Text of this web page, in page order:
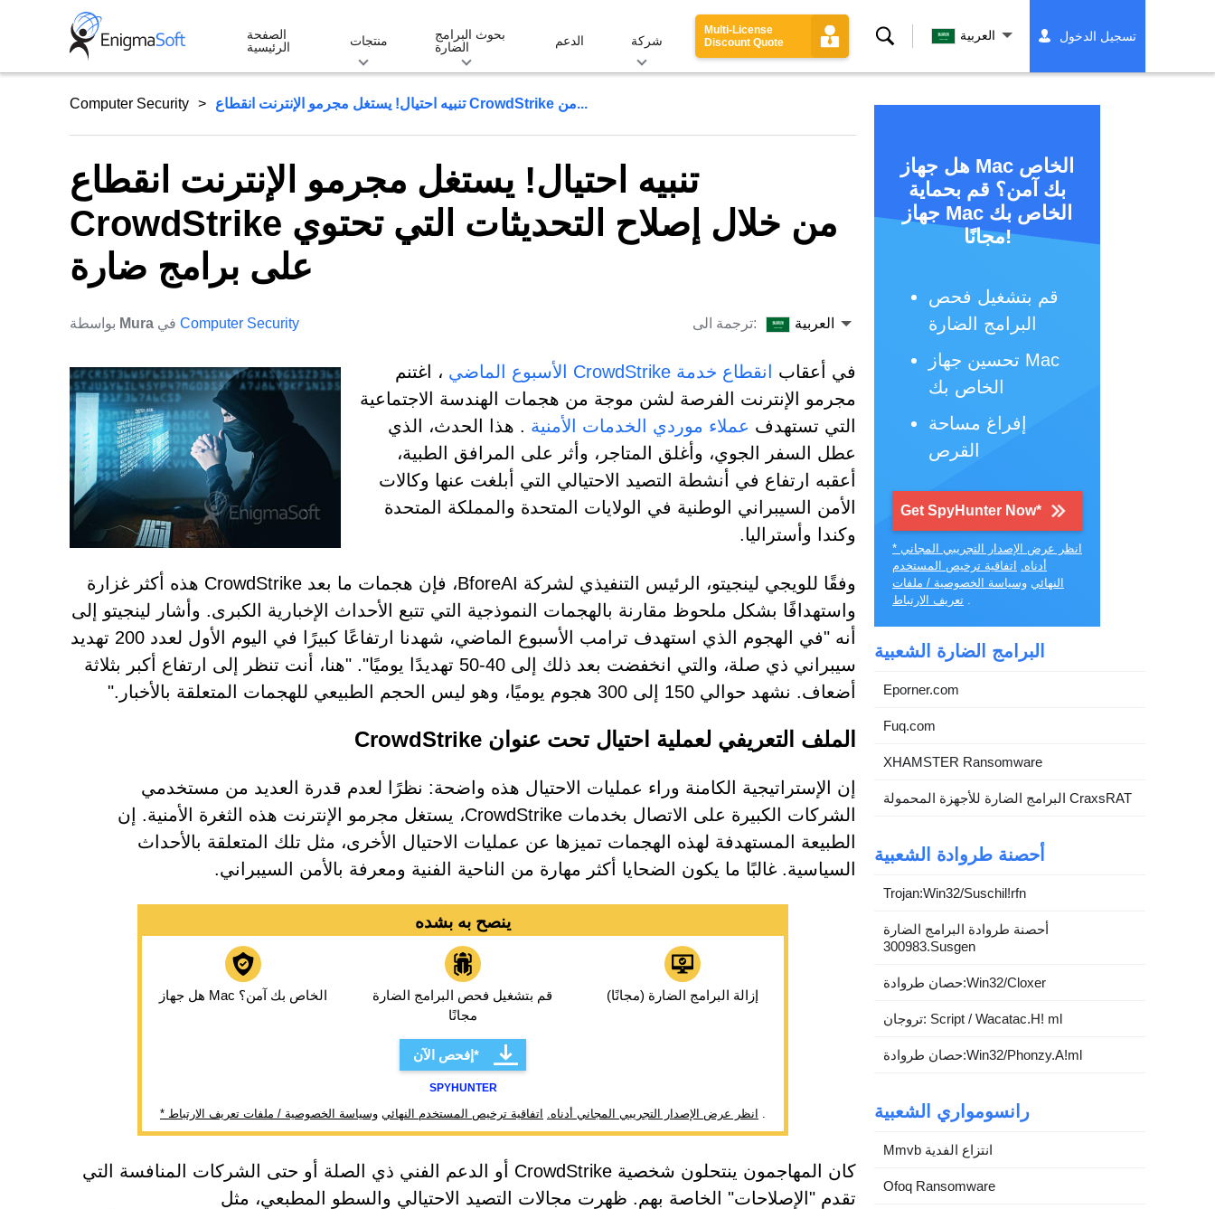
الصفحة
الرئيسية
منتجات
بحوث البرامج
الضارة
الدعم شركة
Multi-License
Discount Quote
بحث العربية تسجيل الدخول
Computer Security تنبيه احتيال! يستغل مجرمو الإنترنت انقطاع CrowdStrike من...
تنبيه احتيال! يستغل مجرمو الإنترنت انقطاع
CrowdStrike من خلال إصلاح التحديثات التي تحتوي
على برامج ضارة
Mura Computer Security ترجمة الى: العربية
في أعقاب انقطاع خدمة CrowdStrike الأسبوع الماضي
، اغتنم
مجرمو الإنترنت الفرصة لشن موجة من هجمات الهندسة الاجتماعية
التي تستهدف عملاء موردي الخدمات الأمنية . هذا الحدث، الذي
عطل السفر الجوي، وأغلق المتاجر، وأثر على المرافق الطبية،
أعقبه ارتفاع في أنشطة التصيد الاحتيالي التي أبلغت عنها وكالات
الأمن السيبراني الوطنية في الولايات المتحدة والمملكة المتحدة
وكندا وأستراليا.
وفقًا للويجي لينجيتو، الرئيس التنفيذي لشركة BforeAI، فإن هجمات ما بعد CrowdStrike هذه أكثر غزارة
واستهدافًا بشكل ملحوظ مقارنة بالهجمات النموذجية التي تتبع الأحداث الإخبارية الكبرى. وأشار لينجيتو إلى
أنه "في الهجوم الذي استهدف ترامب الأسبوع الماضي، شهدنا ارتفاعًا كبيرًا في اليوم الأول لعدد 200 تهديد
سيبراني ذي صلة، والتي انخفضت بعد ذلك إلى 40-50 تهديدًا يوميًا". "هنا، أنت تنظر إلى ارتفاع أكبر بثلاثة
أضعاف. نشهد حوالي 150 إلى 300 هجوم يوميًا، وهو ليس الحجم الطبيعي للهجمات المتعلقة بالأخبار."
الملف التعريفي لعملية احتيال تحت عنوان CrowdStrike
إن الإستراتيجية الكامنة وراء عمليات الاحتيال هذه واضحة: نظرًا لعدم قدرة العديد من مستخدمي
الشركات الكبيرة على الاتصال بخدمات CrowdStrike، يستغل مجرمو الإنترنت هذه الثغرة الأمنية. إن
الطبيعة المستهدفة لهذه الهجمات تميزها عن عمليات الاحتيال الأخرى، مثل تلك المتعلقة بالأحداث
السياسية. غالبًا ما يكون الضحايا أكثر مهارة من الناحية الفنية ومعرفة بالأمن السيبراني.
ينصح به بشده
هل جهاز Mac الخاص بك آمن؟
قم بتشغيل فحص البرامج الضارة
مجانًا
إزالة البرامج الضارة (مجانًا)
إفحص الآن*
SPYHUNTER
* انظر عرض الإصدار التجريبي المجاني أدناه. اتفاقية ترخيص المستخدم النهائي وسياسة الخصوصية / ملفات تعريف الارتباط .
كان المهاجمون ينتحلون شخصية CrowdStrike أو الدعم الفني ذي الصلة أو حتى الشركات المنافسة التي
تقدم "الإصلاحات" الخاصة بهم. ظهرت مجالات التصيد الاحتيالي والسطو المطبعي، مثل
هل جهاز Mac الخاص
بك آمن؟ قم بحماية
جهاز Mac الخاص بك
مجانًا!
قم بتشغيل فحص
البرامج الضارة
تحسين جهاز Mac
الخاص بك
إفراغ مساحة
القرص
Get SpyHunter Now*
* انظر عرض الإصدار التجريبي المجاني
أدناه. اتفاقية ترخيص المستخدم
النهائي وسياسة الخصوصية / ملفات
تعريف الارتباط .
البرامج الضارة الشعبية
Eporner.com
Fuq.com
XHAMSTER Ransomware
البرامج الضارة للأجهزة المحمولة CraxsRAT
أحصنة طروادة الشعبية
Trojan:Win32/Suschil!rfn
أحصنة طروادة البرامج الضارة
300983.Susgen
حصان طروادة:Win32/Cloxer
تروجان: Script / Wacatac.H! ml
حصان طروادة:Win32/Phonzy.A!ml
رانسومواري الشعبية
Mmvb انتزاع الفدية
Ofoq Ransomware